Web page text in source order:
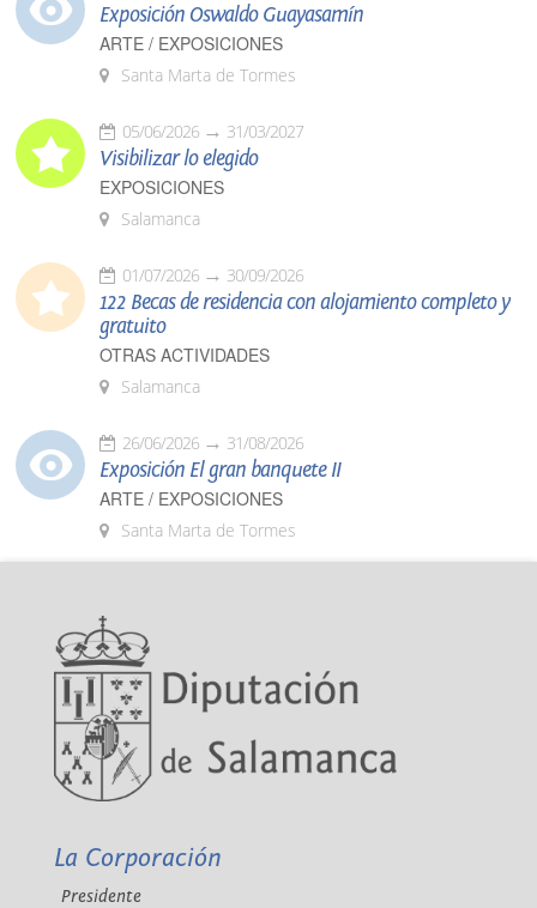
Exposición Oswaldo Guayasamín
ARTE / EXPOSICIONES
Santa Marta de Tormes
05/06/2026 31/03/2027
Visibilizar lo elegido
EXPOSICIONES
Salamanca
01/07/2026 30/09/2026
122 Becas de residencia con alojamiento completo y
gratuito
OTRAS ACTIVIDADES
Salamanca
26/06/2026 31/08/2026
Exposición El gran banquete II
ARTE / EXPOSICIONES
Santa Marta de Tormes
La Corporación
Presidente